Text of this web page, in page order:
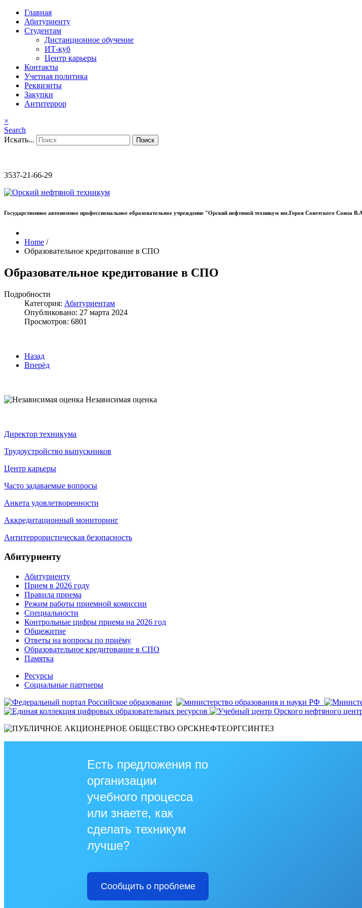
Главная
Абитуриенту
Студентам
Дистанционное обучение
ИТ-куб
Центр карьеры
Контакты
Учетная политика
Реквизиты
Закупки
Антитеррор
×
Search
Искать...
Поиск
3537-21-66-29
Государственное автономное профессиональное образовательное учреждение "Орский нефтяной техникум им.Героя Советского Союза
Home /
Образовательное кредитование в СПО
Образовательное кредитование в СПО
Подробности
Категория: Абитуриентам
Опубликовано: 27 марта 2024
Просмотров: 6801
Назад
Вперёд
Независимая оценка
Директор техникума
Трудоустройство выпускников
Центр карьеры
Часто задаваемые вопросы
Анкета удовлетворенности
Аккредитационный мониторинг
Антитеррористическая безопасность
Абитуриенту
Абитуриенту
Прием в 2026 году
Правила приема
Режим работы приемной комиссии
Специальности
Контрольные цифры приема на 2026 год
Общежитие
Ответы на вопросы по приёму
Образовательное кредитование в СПО
Памятка
Ресурсы
Социальные партнеры
Есть предложения по
организации
учебного процесса
или знаете, как
сделать техникум
лучше?
Сообщить о проблеме